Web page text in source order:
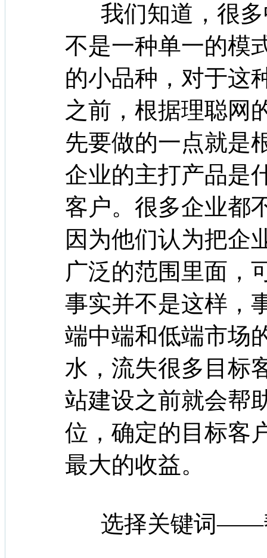
我们知道，很
不是一种单一的模
的小品种，对于这
之前，根据理聪网
先要做的一点就是
企业的主打产品是
客户。很多企业都
因为他们认为把企
广泛的范围里面，
事实并不是这样，
端中端和低端市场
水，流失很多目标
站建设之前就会帮
位，确定的目标客
最大的收益。
选择关键词——